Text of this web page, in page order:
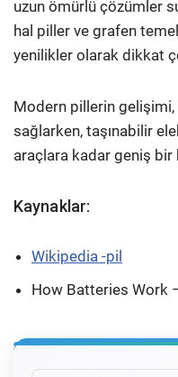
uzun ömürlü çözümler
hal piller ve grafen
yenilikler olarak dikkat
Modern pillerin
sağlarken, taşınabilir
araçlara kadar geniş bir
Kaynaklar:
Wikipedia -pil
How Batteries Work